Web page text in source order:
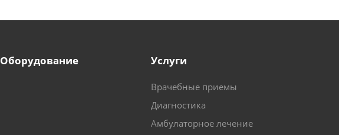
Оборудование Услуги
Врачебные приемы
Диагностика
Амбулаторное лечение